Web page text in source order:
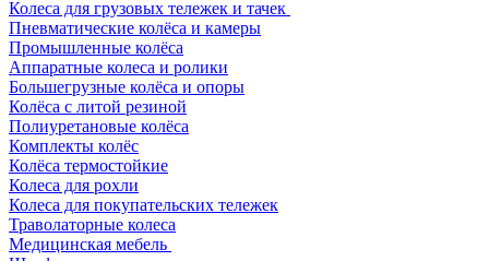
Колеса для грузовых тележек и тачек
Пневматические колёса и камеры
Промышленные колёса
Аппаратные колеса и ролики
Большегрузные колёса и опоры
Колёса с литой резиной
Полиуретановые колёса
Комплекты колёс
Колёса термостойкие
Колеса для рохли
Колеса для покупательских тележек
Траволаторные колеса
Медицинская мебель